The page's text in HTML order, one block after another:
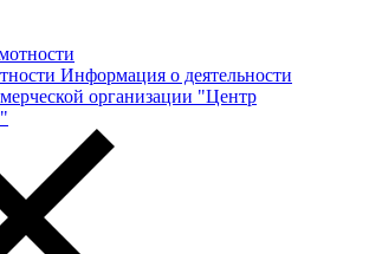
Информация о деятельности
организации "Центр